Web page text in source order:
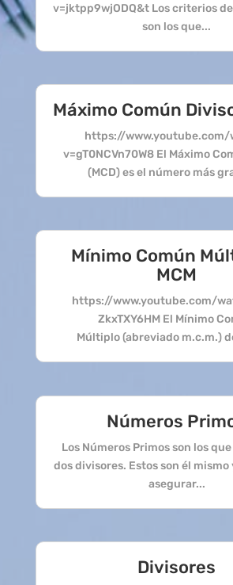
v=jktpp9wjODQ&t Los criterios
son los que...
Máximo Común
https://www.youtube.com/
v=gT0NCVn70W8 El Máximo
(MCD) es el número más
Mínimo Común
MCM
https://www.youtube.com/
ZkxTXY6HM El Mínimo
Múltiplo (abreviado m.c.m.)
Números
Los Números Primos son los
dos divisores. Estos son él mismo
asegurar...
Divisores